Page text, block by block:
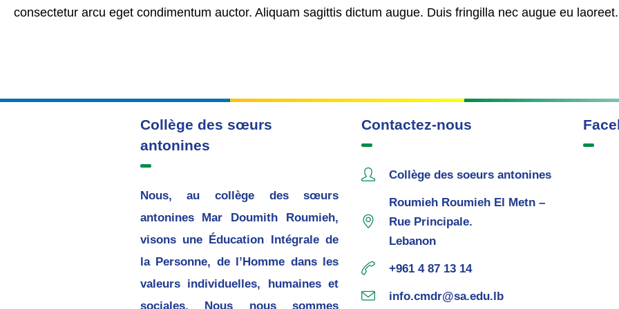
consectetur arcu eget condimentum auctor. Aliquam sagittis dictum augue. Duis fringilla nec augue eu laoreet.
Collège des sœurs
antonines
Nous, au collège des sœurs
antonines Mar Doumith Roumieh,
visons une Éducation Intégrale de
la Personne, de l’Homme dans les
valeurs individuelles, humaines et
sociales. Nous nous sommes
Contactez-nous
Collège des soeurs antonines
Roumieh Roumieh El Metn –
Rue Principale.
Lebanon
+961 4 87 13 14
info.cmdr@sa.edu.lb